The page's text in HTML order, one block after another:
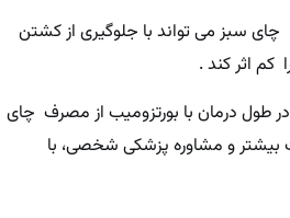
سبز می تواند با جلوگیری از کشتن
کم اثر کند .
طول درمان با بورتزومیب از مصرف چای
بیشتر و مشاوره پزشکی شخصی، با